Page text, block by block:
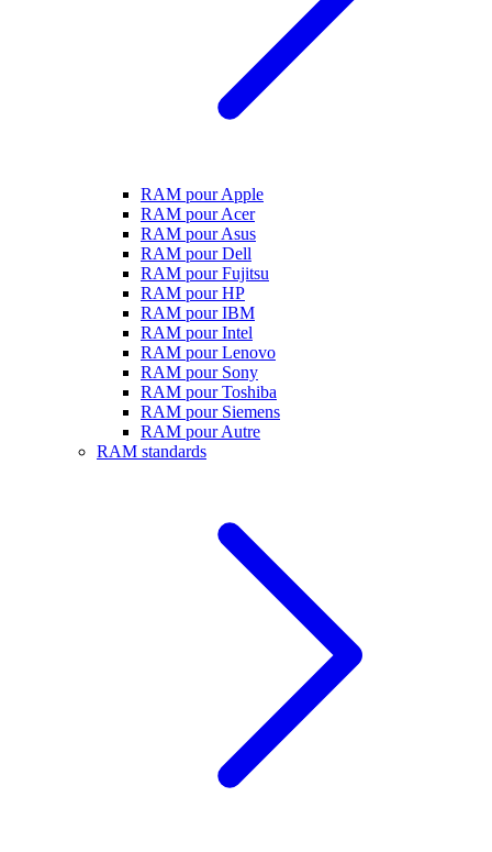
RAM pour Apple
RAM pour Acer
RAM pour Asus
RAM pour Dell
RAM pour Fujitsu
RAM pour HP
RAM pour IBM
RAM pour Intel
RAM pour Lenovo
RAM pour Sony
RAM pour Toshiba
RAM pour Siemens
RAM pour Autre
RAM standards